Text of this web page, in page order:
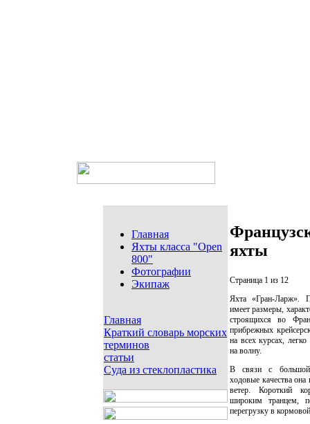
Главная
Яхты класса "Open
800"
Фотографии
Экипаж
Главная
Краткий словарь морских
терминов
статьи
Суда из стеклопластика
яхты
Страница 1 из 12
Яхта «Гран-Ларж».
имеет размеры,
строящихся во
прибрежных
на всех курсах,
на волну.
В связи с большой
ходовые качества
ветер. Короткий
широким транцем,
перегрузку в